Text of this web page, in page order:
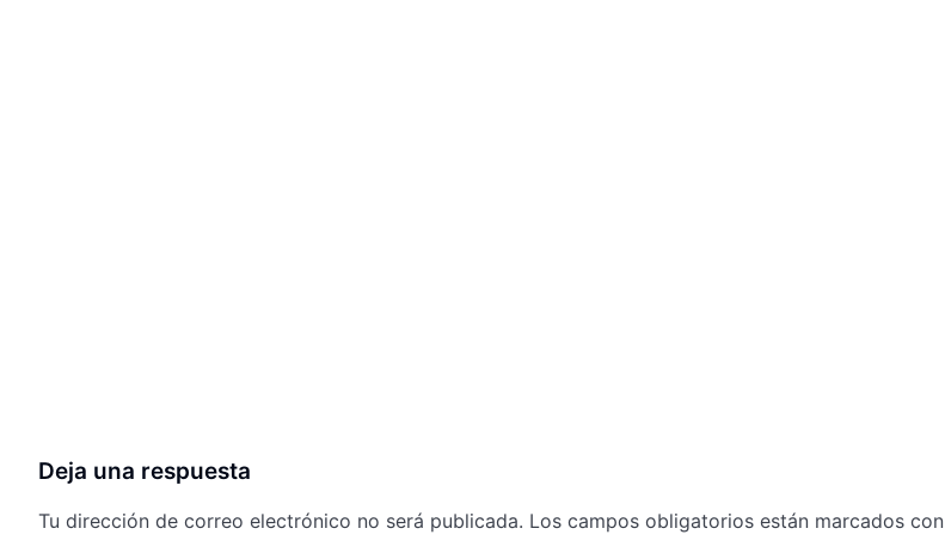
Deja una respuesta
Tu dirección de correo electrónico no será publicada. Los campos obligatorios están marcados con